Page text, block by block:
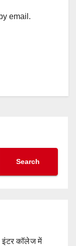
email.
Search
इंटर कॉलेज में